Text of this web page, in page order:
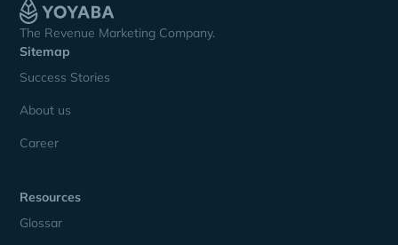
The Revenue Marketing Company.
Sitemap
Success Stories
About us
Career
Resources
Glossar